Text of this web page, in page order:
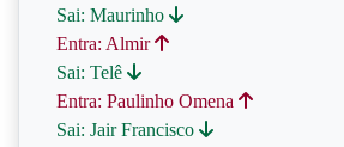
Sai: Maurinho
Entra: Almir
Sai: Telê
Entra: Paulinho Omena
Sai: Jair Francisco